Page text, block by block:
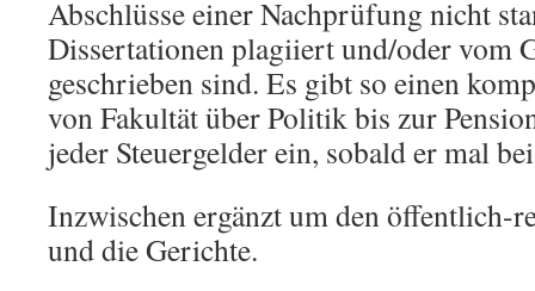
Abschlüsse einer Nachprüfung nicht
Dissertationen plagiiert und/oder vom
geschrieben sind. Es gibt so einen
von Fakultät über Politik bis zur
jeder Steuergelder ein, sobald er mal
Inzwischen ergänzt um den öffentlich-
und die Gerichte.